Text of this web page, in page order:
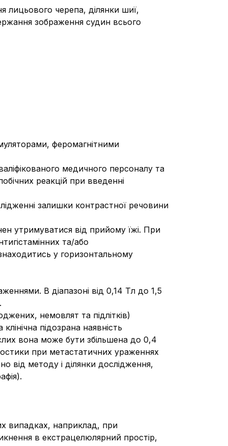
лицьового черепа, ділянки шиї,
зображення судин всього
феромагнітними
медичного персоналу та
реакцій при введенні
залишки контрастної речовини
утримуватися від прийому їжі. При
та/або
у горизонтальному
В діапазоні від 0,14 Тл до 1,5
немовлят та підлітків)
підозрана наявність
вона може бути збільшена до 0,4
при метастатичних ураженнях
від методу і ділянки дослідження,
випадках, наприклад, при
в екстрацелюлярний простір,